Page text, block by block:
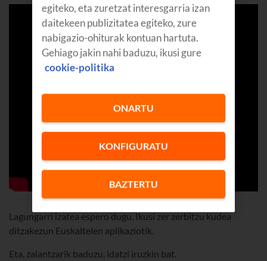
Lagungarri izatea espero dugu. Ikusi zer zerbitzu kudea
ditzakezun Euskaltelen aplikaziotik.
Eta, zalantzarik baduzu, idatzi iruzkin bat.
egiteko, eta zuretzat interesgarria izan
daitekeen publizitatea egiteko, zure
nabigazio-ohiturak kontuan hartuta.
Gehiago jakin nahi baduzu, ikusi gure
cookie-politika
KONFIGURATU
BAZTERTU
ONARTU